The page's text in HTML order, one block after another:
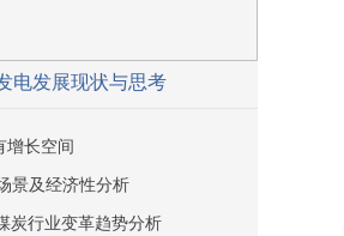
电发展现状与思考
增长空间
景及经济性分析
炭行业变革趋势分析